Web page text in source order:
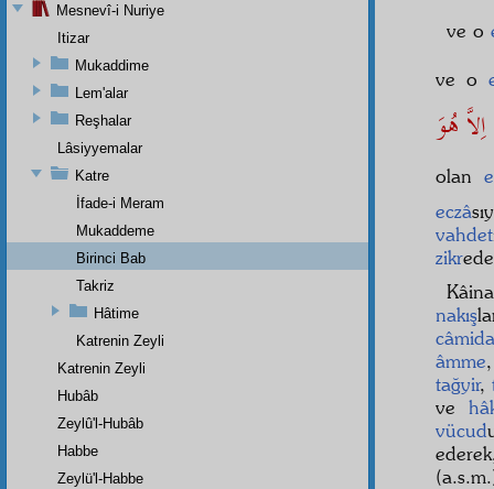
ve o
ve o
olan
eczâ
vahdet
zikr
nakış
âmme
tağyir,
ve
vücud
Mesnevî-i Nuriye
Itizar
Mukaddime
Lem'alar
Reşhalar
Lâsiyyemalar
Katre
İfade-i Meram
Mukaddeme
Birinci Bab
Takriz
Hâtime
Katrenin Zeyli
Katrenin Zeyli
Hubâb
Zeylû'l-Hubâb
Habbe
Zeylü'l-Habbe